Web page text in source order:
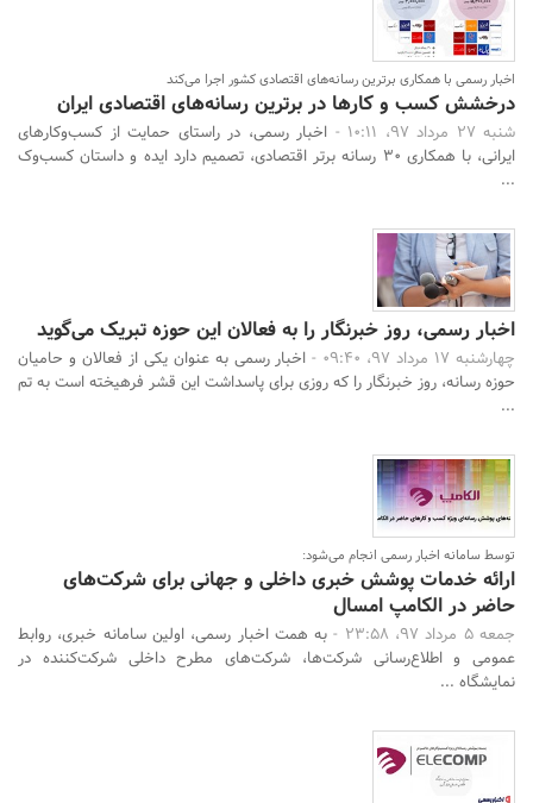
اخبار رسمی با همکاری برترین رسانه‌های اقتصادی کشور اجرا می‌کند
درخشش کسب و کارها در برترین رسانه‌های اقتصادی ایران
شنبه 27 مرداد 97، 10:11 -
اخبار رسمی، در راستای حمایت از کسب‌وکارهای
ایرانی، با همکاری 30 رسانه‌ برتر اقتصادی، تصمیم دارد ایده و داستان کسب‌وک
...
اخبار رسمی، روز خبرنگار را به فعالان این حوزه تبریک می‌گوید
چهارشنبه 17 مرداد 97، 09:40 -
اخبار رسمی به عنوان یکی از فعالان و حامیان
حوزه رسانه، روز خبرنگار را که روزی برای پاسداشت این قشر فرهیخته است به تم
...
توسط سامانه اخبار رسمی انجام می‌شود:
ارائه خدمات پوشش خبری داخلی و جهانی برای شرکت‌های
حاضر در الکامپ امسال
جمعه 5 مرداد 97، 23:58 -
به همت اخبار رسمی، اولین سامانه خبری، روابط
عمومی و اطلاع‌رسانی شرکت‌ها، شرکت‌های مطرح داخلی شرکت‌کننده در
نمایشگاه ...